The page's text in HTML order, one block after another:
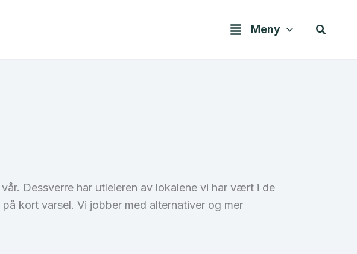
Meny Søk
Dessverre har utleieren av lokalene vi har vært i de
kort varsel. Vi jobber med alternativer og mer